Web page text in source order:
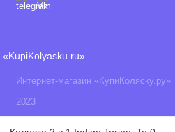
«KupiKolyasku.ru»
Интернет-магазин «КупиКоляску.ру»
2023